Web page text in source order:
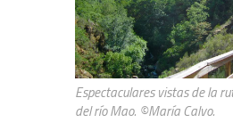
Espectaculares vistas de la
del río Mao. ©María Calvo.